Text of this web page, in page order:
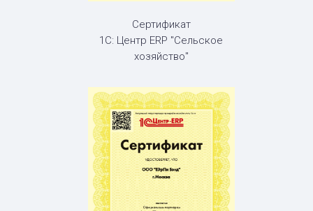
Сертификат
1С: Центр ERP "Сельское
хозяйство"